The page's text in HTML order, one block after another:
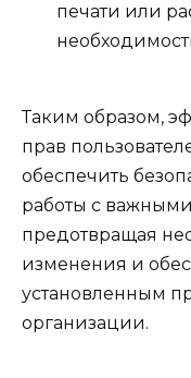
печати или
Таким образом,
прав
обеспечить
работы с
предотвращая
изменения и
установленным
организации.